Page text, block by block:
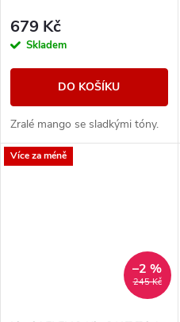
679 Kč
Skladem
DO KOŠÍKU
Zralé mango se sladkými tóny.
Více za méně
245 Kč
–2 %